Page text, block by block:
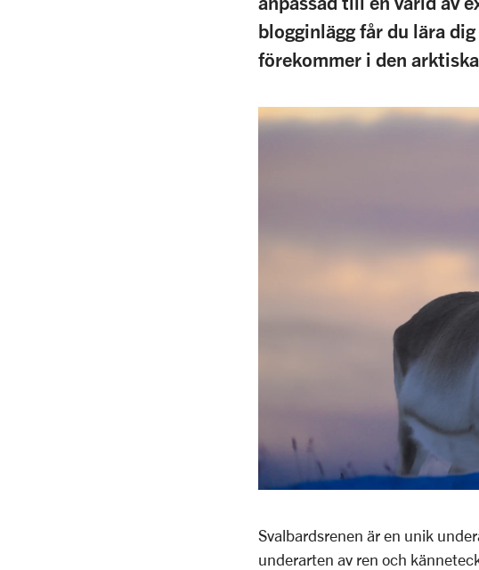
blogginlägg får du lära
förekommer i den
Svalbardsrenen är en unik
underarten av ren och